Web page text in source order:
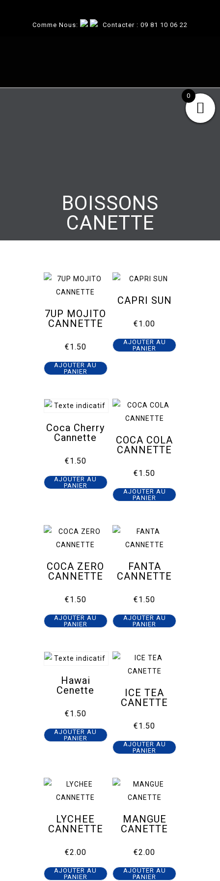
Comme Nous: Contacter : 09 81 10 06 22
BOISSONS
CANETTE
7UP MOJITO
CANNETTE
€1.50
AJOUTER AU
PANIER
CAPRI SUN
€1.00
AJOUTER AU
PANIER
Coca Cherry
Cannette
€1.50
AJOUTER AU
PANIER
COCA COLA
CANNETTE
€1.50
AJOUTER AU
PANIER
COCA ZERO
CANNETTE
€1.50
AJOUTER AU
PANIER
FANTA
CANNETTE
€1.50
AJOUTER AU
PANIER
Hawai
Cenette
€1.50
AJOUTER AU
PANIER
ICE TEA
CANETTE
€1.50
AJOUTER AU
PANIER
LYCHEE
CANNETTE
€2.00
AJOUTER AU
PANIER
MANGUE
CANETTE
€2.00
AJOUTER AU
PANIER
0